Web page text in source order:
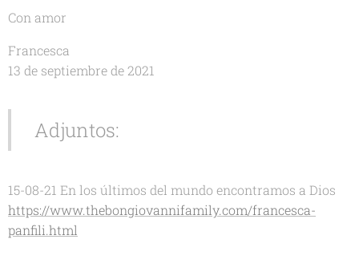
Con amor
Francesca
13 de septiembre de 2021
Adjuntos:
15-08-21 En los últimos del mundo encontramos a Dios
https://www.thebongiovannifamily.com/francesca-
panfili.html